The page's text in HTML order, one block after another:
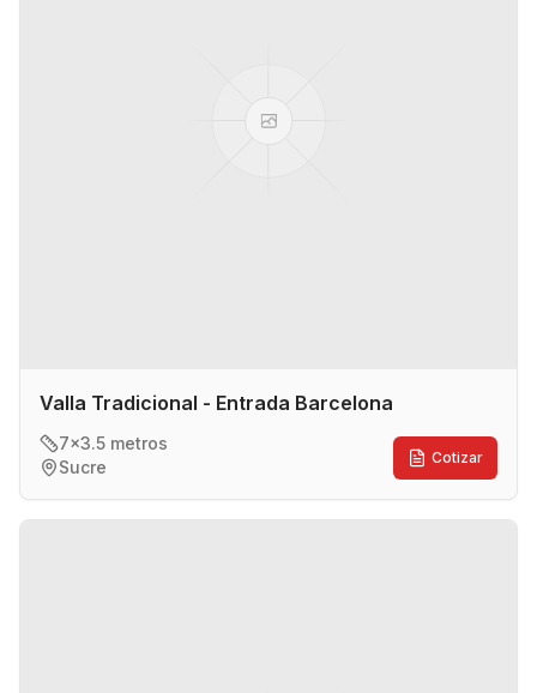
Valla Tradicional - Entrada Barcelona
7x3.5 metros
Sucre
Cotizar